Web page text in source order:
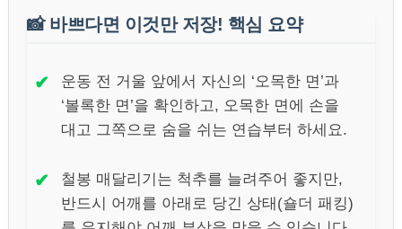
📸 바쁘다면 이것만 저장! 핵심 요약
✔
운동 전 거울 앞에서 자신의 ‘오목한 면’과
‘볼록한 면’을 확인하고, 오목한 면에 손을
대고 그쪽으로 숨을 쉬는 연습부터 하세요.
✔
철봉 매달리기는 척추를 늘려주어 좋지만,
반드시 어깨를 아래로 당긴 상태(숄더 패킹)